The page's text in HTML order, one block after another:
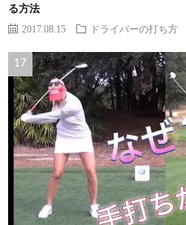
る方法
2017.08.15 ドライバーの打ち方